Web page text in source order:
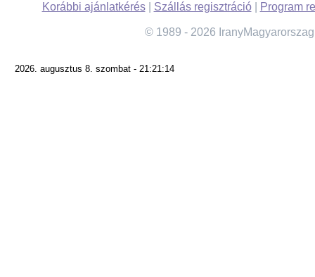
Korábbi ajánlatkérés| Szállás regisztráció| Program
© 1989 - 2026
2026. augusztus 8. szombat - 21:21:14